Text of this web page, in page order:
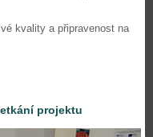
kvality a připravenost na
projektu